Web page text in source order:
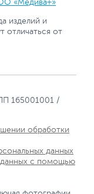
«Медива+»
изделий и
отличаться от
165001001 /
обработки
данных
данных с помощью